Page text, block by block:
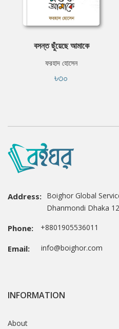
বসন্ত ছুঁয়েছে আমাকে
ফরহাদ হোসেন
৳৩০
Address: Boighor Global
Dhanmondi Dhaka
Phone: +8801905536011
Email: info@boighor.com
INFORMATION
About